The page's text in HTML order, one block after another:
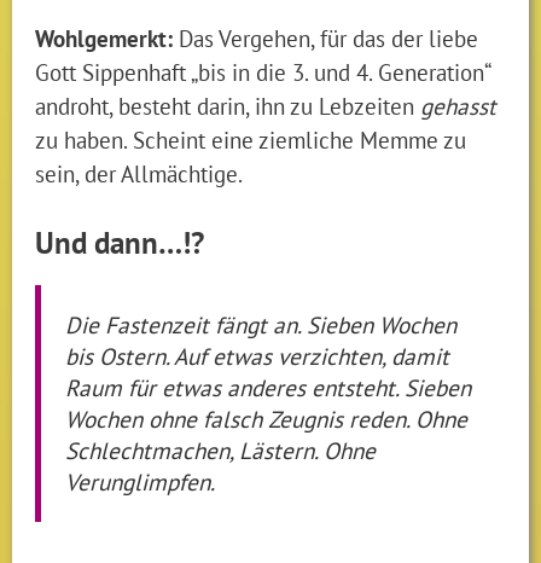
Wohlgemerkt: Das Vergehen, für das der liebe
Gott Sippenhaft „bis in die 3. und 4. Generation“
androht, besteht darin, ihn zu Lebzeiten gehasst
zu haben. Scheint eine ziemliche Memme zu
sein, der Allmächtige.
Und dann…!?
Die Fastenzeit fängt an. Sieben Wochen
bis Ostern. Auf etwas verzichten, damit
Raum für etwas anderes entsteht. Sieben
Wochen ohne falsch Zeugnis reden. Ohne
Schlechtmachen, Lästern. Ohne
Verunglimpfen.